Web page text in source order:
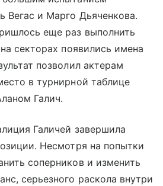
Вегас и Марго Дьяченкова.
еще раз выполнить
секторах появились имена
позволил актерам
в турнирной таблице
Галич.
Галичей завершила
Несмотря на попытки
соперников и изменить
серьезного раскола внутри